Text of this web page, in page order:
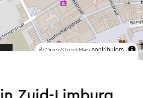
© OpenStreetMap contributors